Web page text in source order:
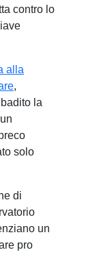
contro lo
alla
,
la
solo
di
un
pro